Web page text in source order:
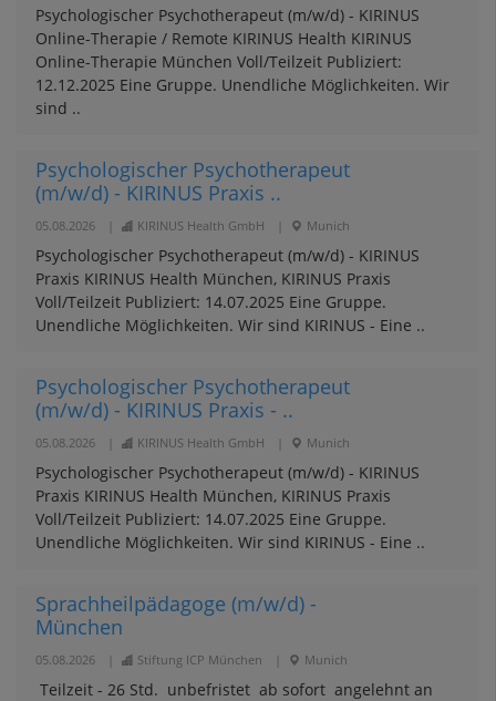
Psychologischer Psychotherapeut (m/w/d) - KIRINUS
Online-Therapie / Remote KIRINUS Health KIRINUS
Online-Therapie München Voll/Teilzeit Publiziert:
12.12.2025 Eine Gruppe. Unendliche Möglichkeiten. Wir
sind ..
Psychologischer Psychotherapeut
(m/w/d) - KIRINUS Praxis ..
05.08.2026 KIRINUS Health GmbH Munich
Psychologischer Psychotherapeut (m/w/d) - KIRINUS
Praxis KIRINUS Health München, KIRINUS Praxis
Voll/Teilzeit Publiziert: 14.07.2025 Eine Gruppe.
Unendliche Möglichkeiten. Wir sind KIRINUS - Eine ..
Psychologischer Psychotherapeut
(m/w/d) - KIRINUS Praxis - ..
05.08.2026 KIRINUS Health GmbH Munich
Psychologischer Psychotherapeut (m/w/d) - KIRINUS
Praxis KIRINUS Health München, KIRINUS Praxis
Voll/Teilzeit Publiziert: 14.07.2025 Eine Gruppe.
Unendliche Möglichkeiten. Wir sind KIRINUS - Eine ..
Sprachheilpädagoge (m/w/d) -
München
05.08.2026 Stiftung ICP München Munich
​ Teilzeit - 26 Std. ​ unbefristet ​ ab sofort ​ angelehnt an